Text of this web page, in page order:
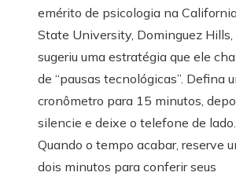
emérito de psicologia na
State University, Dominguez Hills,
sugeriu uma estratégia que ele
de “pausas tecnológicas”. Defina
cronômetro para 15 minutos,
silencie e deixe o telefone de lado.
Quando o tempo acabar, reserve
dois minutos para conferir seus